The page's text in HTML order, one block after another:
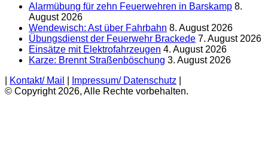
Alarmübung für zehn Feuerwehren in Barskamp 8.
August 2026
Wendewisch: Ast über Fahrbahn 8. August 2026
Übungsdienst der Feuerwehr Brackede 7. August 2026
Einsätze mit Elektrofahrzeugen 4. August 2026
Karze: Brennt Straßenböschung 3. August 2026
Kontakt/ Mail Impressum/ Datenschutz
© Copyright 2026, Alle Rechte vorbehalten.